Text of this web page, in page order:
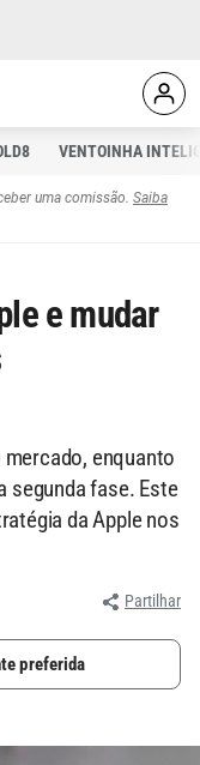
VENTOINHA
uma comissão. Saiba
e mudar
enquanto
segunda fase. Este
da Apple nos
Partilhar
preferida